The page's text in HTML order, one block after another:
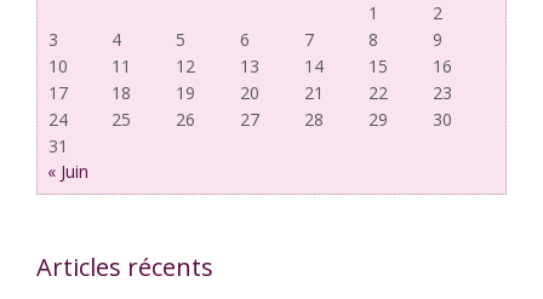
1
2
3
4 5 6 7 8
9
10
11 12 13 14 15
16
17
18 19 20 21 22
23
24
25 26 27 28 29
30
31
« Juin
Articles récents